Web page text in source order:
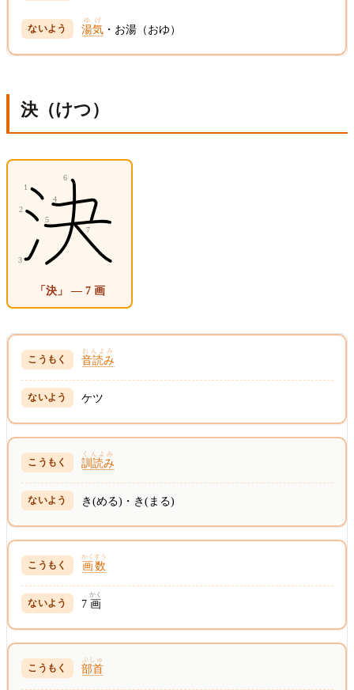
湯気
ゆげ
・お湯（おゆ）
決（けつ）
「決」 — 7 画
音読み
おんよみ
ケツ
訓読み
くんよみ
き(める)・き(まる)
画数
かくすう
7 画
かく
部首
ぶしゅ